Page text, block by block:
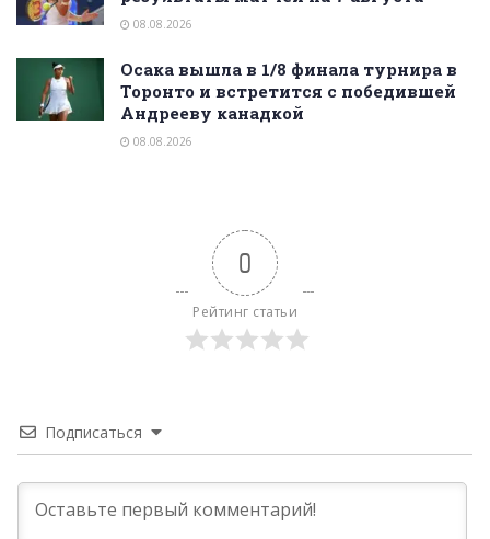
08.08.2026
Осака вышла в 1/8 финала турнира в
Торонто и встретится с победившей
Андрееву канадкой
08.08.2026
0
Рейтинг статьи
Подписаться